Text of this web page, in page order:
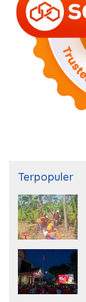
Terpopuler